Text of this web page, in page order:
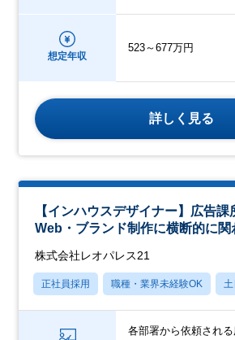
想定年収
523～677万円
詳しく見る
【インハウスデザイナー】広告課
Web・ブランド制作に横断的に関
株式会社レオパレス21
正社員採用 職種・業界未経験OK
各部署から依頼され